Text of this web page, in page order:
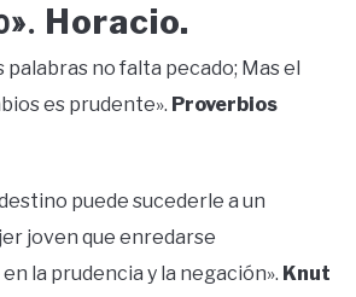
Horacio.
palabras no falta pecado; Mas el
es prudente». Proverbios
puede sucederle a un
joven que enredarse
la prudencia y la negación». Knut